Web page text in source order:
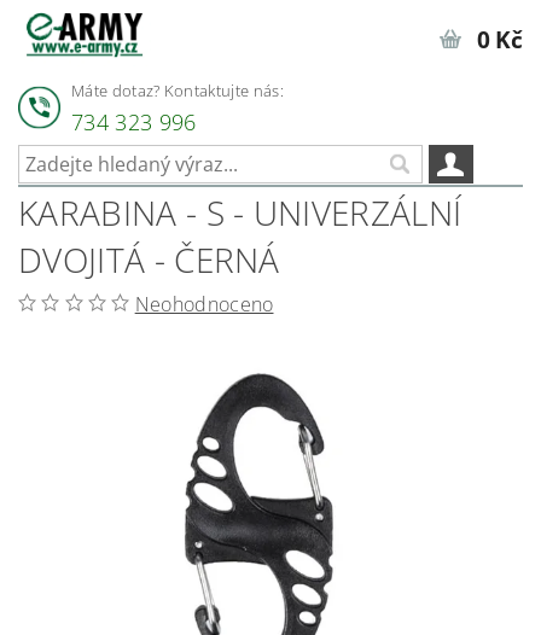
Máte dotaz? Kontaktujte nás:
734 323 996
0 Kč
KARABINA - S - UNIVERZÁLNÍ
DVOJITÁ - ČERNÁ
Neohodnoceno